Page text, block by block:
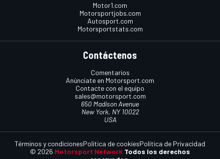
Motor1.com
Motorsportjobs.com
Autosport.com
Motorsportstats.com
Contáctenos
Comentarios
Anúnciate en Motorsport.com
Contacte con el equipo
sales@motorsport.com
650 Madison Avenue
New York, NY 10022
USA
© 2026 Motorsport Network Todos los derechos
Términos y condicionesPolítica de cookiesPolítica de Privacidad